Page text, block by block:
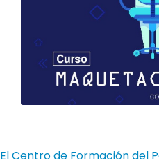
El Centro de Formación del